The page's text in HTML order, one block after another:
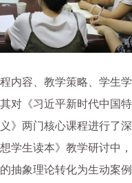
内容、教学策略、学生
对《习近平新时代中国
》两门核心课程进行了
学生读本》教学研讨中
抽象理论转化为生动案